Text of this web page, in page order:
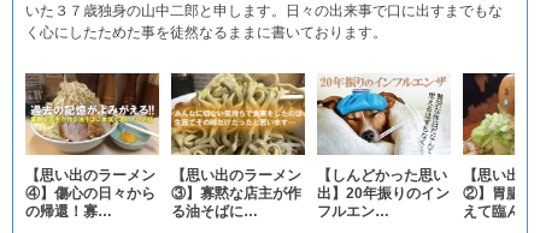
いた３７歳独身の山中二郎と申します。日々の出来事で口に出すまでもな
く心にしたためた事を徒然なるままに書いております。
【思い出のラーメン
④】傷心の日々から
の帰還！寡…
【思い出のラーメン
③】寡黙な店主が作
る油そばに…
【しんどかった思い
出】20年振りのイン
フルエン…
【思い出
②】胃腸の
えて臨ん